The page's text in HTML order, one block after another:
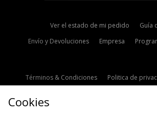
Ver el estado de mi pedido
Guía
Envío y Devoluciones
Empresa
Términos & Condiciones Politica de
Cookies